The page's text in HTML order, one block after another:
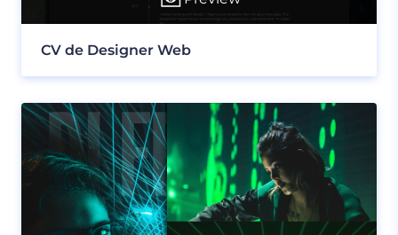
CV de Designer Web